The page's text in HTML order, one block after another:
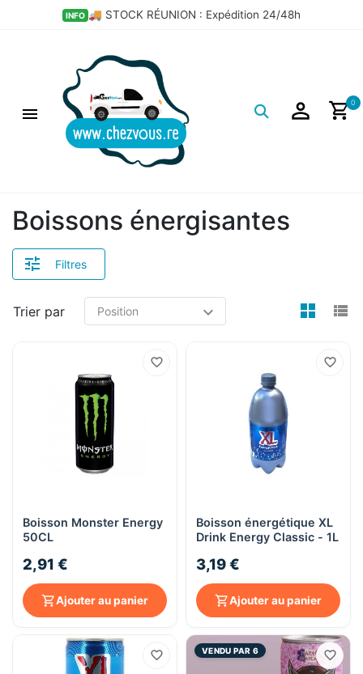
INFO 🚚 STOCK RÉUNION : Expédition 24/48h
0
Boissons énergisantes
Filtres
Trier par
Boisson Monster Energy
50CL
2,91 €
Ajouter au panier
Boisson énergétique XL
Drink Energy Classic - 1L
3,19 €
Ajouter au panier
VENDU PAR 6
×